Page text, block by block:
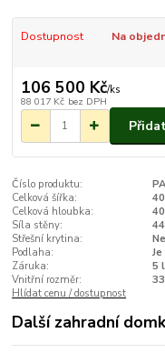
Dostupnost Na
106 500 Kč/ks
88 017 Kč bez DPH
Číslo produktu:
Celková šířka:
Celková hloubka:
Síla stěny:
Střešní krytina:
Podlaha:
Záruka:
5
Vnitřní rozměr:
Hlídat cenu / dostupnost
Další zahradní